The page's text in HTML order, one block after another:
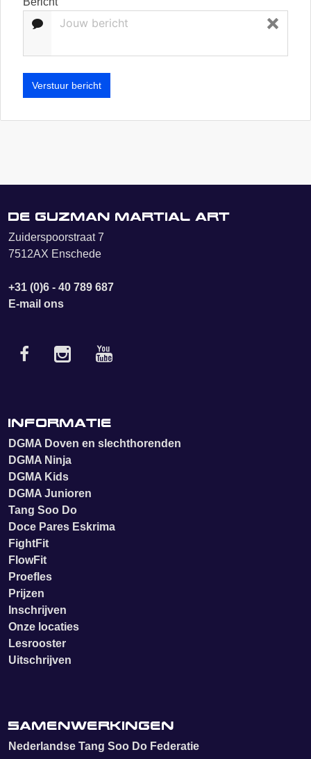
De Guzman Martial Art
Zuiderspoorstraat 7
7512AX Enschede
+31 (0)6 - 40 789 687
E-mail ons
Informatie
DGMA Doven en slechthorenden
DGMA Ninja
DGMA Kids
DGMA Junioren
Tang Soo Do
Doce Pares Eskrima
FightFit
FlowFit
Proefles
Prijzen
Inschrijven
Onze locaties
Lesrooster
Uitschrijven
Samenwerkingen
Nederlandse Tang Soo Do Federatie